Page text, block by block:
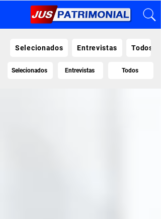
Selecionados Entrevistas Todos
Selecionados Entrevistas Todos